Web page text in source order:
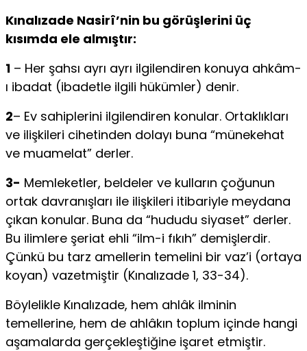
Kınalızade Nasirî’nin bu görüşlerini üç
kısımda ele almıştır:
1 – Her şahsı ayrı ay­rı ilgilendiren konuya ahkâm-
ı ibadat (ibadetle ilgili hükümler) denir.
2– Ev sa­hiplerini ilgilendiren konular. Ortaklıkları
ve ilişkileri cihetinden dolayı buna “münekehat
ve muamelat” derler.
3- Memleketler, beldeler ve kulların çoğunun
ortak davranışları ile ilişkileri itibariyle meydana
çıkan konular. Buna da “hudu­du siyaset” derler.
Bu ilimlere şeriat ehli “ilm-i fıkıh” demişlerdir.
Çünkü bu tarz amellerin temelini bir vaz’i (ortaya
koyan) vazetmiştir (Kınalızade 1, 33-34).
Böylelikle Kınalızade, hem ahlâk ilminin
temellerine, hem de ahlâkın toplum içinde hangi
aşamalarda gerçekleştiğine işaret etmiştir.